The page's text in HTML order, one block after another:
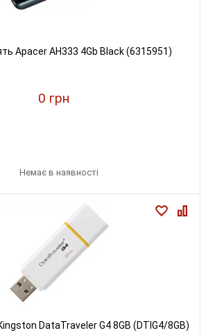
Apacer AH333 4Gb Black (6315951)
0 грн
Немає в наявності
DataTraveler G4 8GB (DTIG4/8GB)